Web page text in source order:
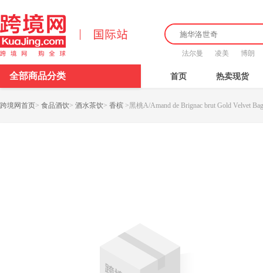
法尔曼 凌美 博朗
全部商品分类 首页 热卖现货
跨境网首页> 食品酒饮> 酒水茶饮> 香槟 >黑桃A/Amand de Brignac brut Gold Velvet